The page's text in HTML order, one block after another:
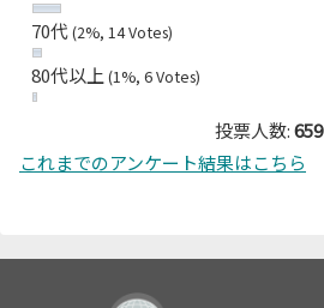
70代(2%, 14 Votes)
80代以上 (1%, 6 Votes)
投票人数:659
これまでのアンケート結果はこちら